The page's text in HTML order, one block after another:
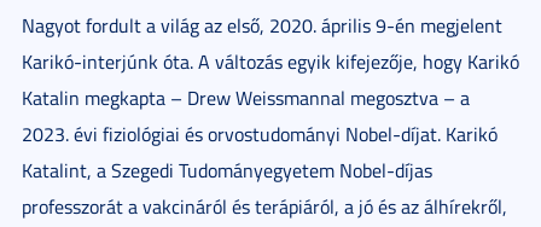
Nagyot fordult a világ az első, 2020. április 9-én megjelent
Karikó-interjúnk óta. A változás egyik kifejezője, hogy Karikó
Katalin megkapta – Drew Weissmannal megosztva – a
2023. évi fiziológiai és orvostudományi Nobel-díjat. Karikó
Katalint, a Szegedi Tudományegyetem Nobel-díjas
professzorát a vakcináról és terápiáról, a jó és az álhírekről,